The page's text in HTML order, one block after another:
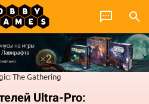
The Gathering
Ultra-Pro: